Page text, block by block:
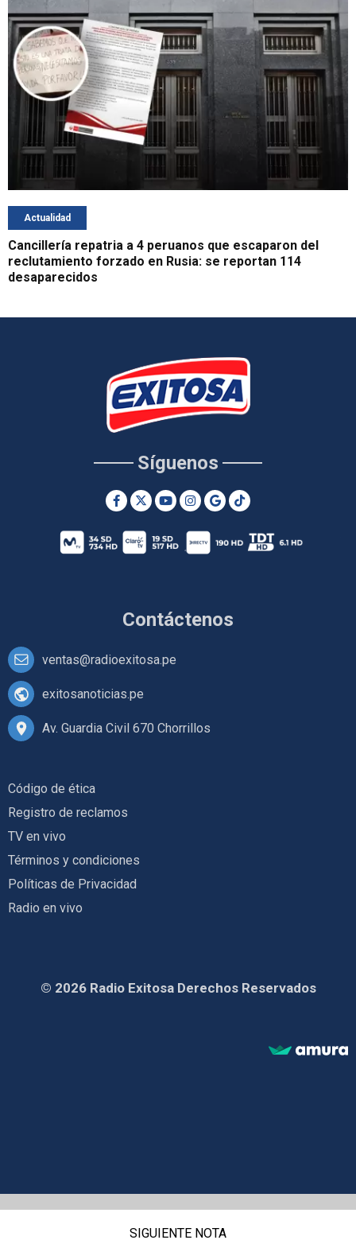
Actualidad
Cancillería repatria a 4 peruanos que escaparon del
reclutamiento forzado en Rusia: se reportan 114
desaparecidos
Contáctenos
ventas@radioexitosa.pe
exitosanoticias.pe
Av. Guardia Civil 670 Chorrillos
Síguenos
Código de ética
Registro de reclamos
TV en vivo
Términos y condiciones
Políticas de Privacidad
Radio en vivo
© 2026 Radio Exitosa Derechos Reservados
SIGUIENTE NOTA